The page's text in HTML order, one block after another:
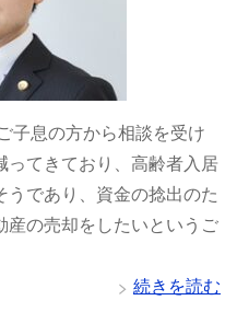
子息の方から相談を受け
ってきており、高齢者入居
であり、資金の捻出のた
産の売却をしたいというご
続きを読む